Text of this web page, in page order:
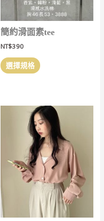
簡約滑面素tee
NT$390
選擇規格 產
多
種
款
式。
可
在
產
品
頁
面
選